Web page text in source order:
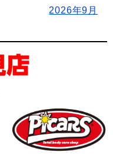
2026年9月